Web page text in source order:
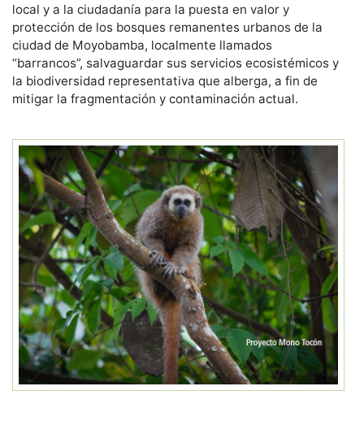
local y a la ciudadanía para la puesta en valor y
protección de los bosques remanentes urbanos de la
ciudad de Moyobamba, localmente llamados
“barrancos”, salvaguardar sus servicios ecosistémicos y
la biodiversidad representativa que alberga, a fin de
mitigar la fragmentación y contaminación actual.